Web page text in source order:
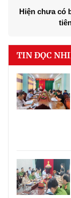
Hiện chưa có
TIN ĐỌC